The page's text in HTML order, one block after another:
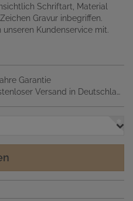
Schriftart, Material
Gravur inbegriffen.
Kundenservice mit.
Garantie
Versand in Deutschland